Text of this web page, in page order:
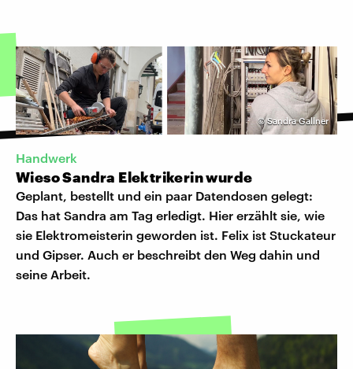
©Sandra Gallner
Handwerk
Wieso Sandra Elektrikerin wurde
Geplant, bestellt und ein paar Datendosen gelegt:
Das hat Sandra am Tag erledigt. Hier erzählt sie, wie
sie Elektromeisterin geworden ist. Felix ist Stuckateur
und Gipser. Auch er beschreibt den Weg dahin und
seine Arbeit.